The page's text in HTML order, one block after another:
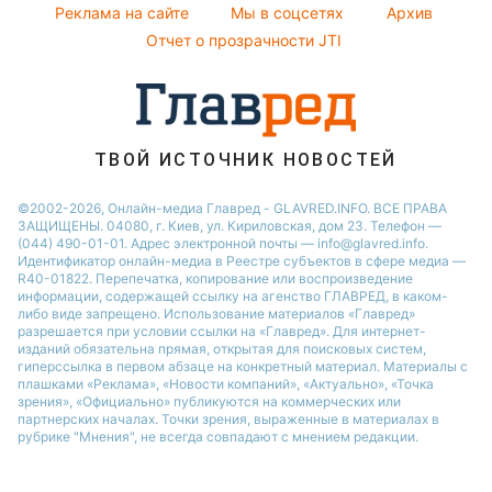
Новости Днепра
Пылевая буря
Реклама на сайте
Мы в соцсетях
Архив
Отчет о прозрачности JTI
ТВОЙ ИСТОЧНИК НОВОСТЕЙ
©2002-2026, Онлайн-медиа Главред - GLAVRED.INFO. ВСЕ ПРАВА
ЗАЩИЩЕНЫ. 04080, г. Киев, ул. Кириловская, дом 23. Телефон —
(044) 490-01-01. Адрес электронной почты — info@glavred.info.
Идентификатор онлайн-медиа в Реестре cубъектов в сфере медиа —
R40-01822. Перепечатка, копирование или воспроизведение
информации, содержащей ссылку на агенство ГЛАВРЕД, в каком-
либо виде запрещено. Использование материалов «Главред»
разрешается при условии ссылки на «Главред». Для интернет-
изданий обязательна прямая, открытая для поисковых систем,
гиперссылка в первом абзаце на конкретный материал. Материалы с
плашками «Реклама», «Новости компаний», «Актуально», «Точка
зрения», «Официально» публикуются на коммерческих или
партнерских началах. Точки зрения, выраженные в материалах в
рубрике "Мнения", не всегда совпадают с мнением редакции.